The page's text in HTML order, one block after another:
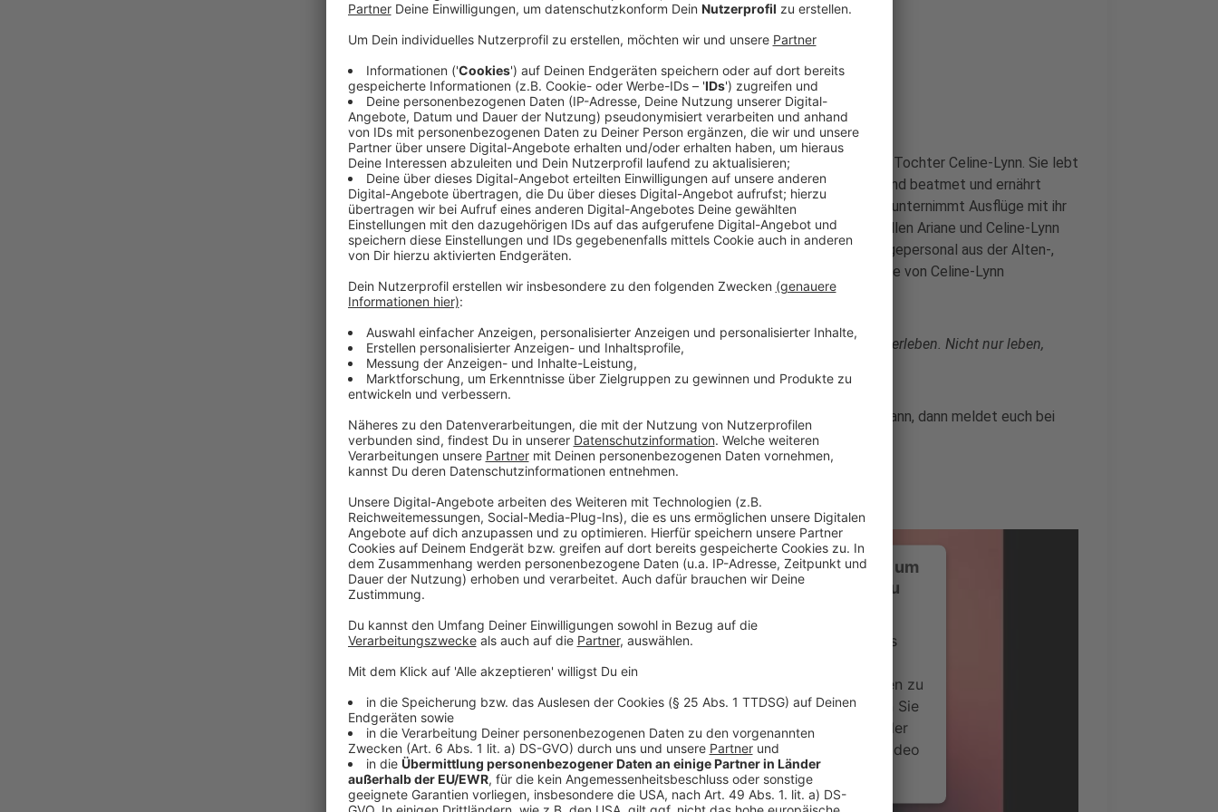
Celine-Lynns Lebensqualität soll erhalten bleiben
Anzeige
Ariane aus Velen braucht Hilfe aus dem Westmünsterland für ihre Tochter Celine-Lynn. Sie lebt
seit ihrer Geburt vor 20 Jahren zuhause, denn sie muss durchgehend beatmet und ernährt
werden. Dennoch lebt Celine mit viel Lebensqualität. Ihre Mutter unternimmt Ausflüge mit ihr
oder sie gehen gemeinsam schwimmen. Diese Unabhängigkeit wollen Ariane und Celine-Lynn
nicht missen. Deshalb sucht Ariane nun 3-jährig examiniertes Pflegepersonal aus der Alten-,
Kranken- oder Kinderkrankenpflege, welches bei der Intensivpflege von Celine-Lynn
unterstützen kann.
"Eigentlich ist Celine zuhause langweilig, sie möchte ganz viel erleben. Nicht nur leben,
sondern erleben", erzählt Ariane.
Wenn Ihr der Familie helfen könnt oder jemanden kennt, der das kann, dann meldet euch bei
Ariane unter015233741406oder per Mailjane-online@web.de
Anzeige
Wir benötigen Ihre Zustimmung, um
den YouTube Video-Service zu
Wir verwenden einen Service eines
einzubetten. Dieser Service kann Daten zu
Ihren Aktivitäten sammeln. Bitte lesen Sie
die Details durch und stimmen Sie der
Nutzung des Service zu, um dieses Video
anzusehen.
Mehr Informationen